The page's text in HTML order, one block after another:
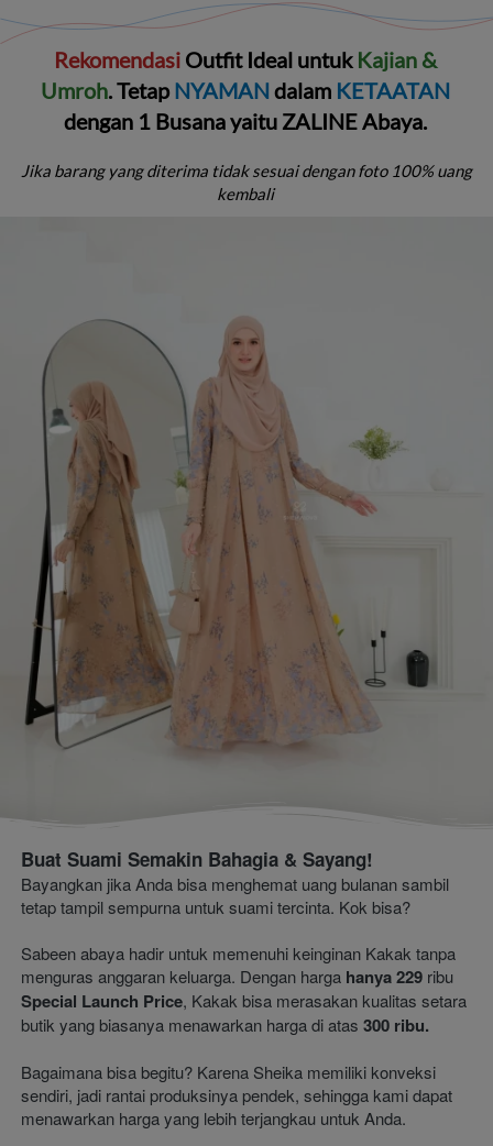
Rekomendasi Outfit Ideal untuk Kajian &
Umroh. Tetap NYAMAN dalam
dengan 1 Busana yaitu ZALINE Abaya.
Jika barang yang diterima tidak sesuai dengan foto 100% uang
kembali
Buat Suami Semakin Bahagia & Sayang!
Bayangkan jika Anda bisa menghemat uang bulanan sambil
tetap tampil sempurna untuk suami tercinta. Kok bisa?
Sabeen abaya hadir untuk memenuhi keinginan Kakak tanpa
menguras anggaran keluarga. Dengan harga hanya 229
Special Launch Price, Kakak bisa merasakan kualitas setara
butik yang biasanya menawarkan harga di atas 300 ribu.
Bagaimana bisa begitu? Karena Sheika memiliki konveksi
sendiri, jadi rantai produksinya pendek, sehingga kami dapat
menawarkan harga yang lebih terjangkau untuk Anda.